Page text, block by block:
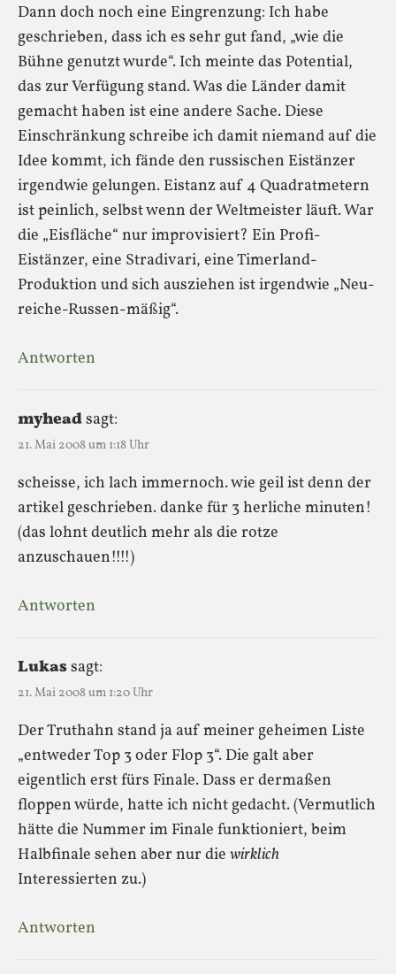
Dann doch noch eine Eingrenzung: Ich habe
geschrieben, dass ich es sehr gut fand, „wie die
Bühne genutzt wurde“. Ich meinte das Potential,
das zur Verfügung stand. Was die Länder damit
gemacht haben ist eine andere Sache. Diese
Einschränkung schreibe ich damit niemand auf die
Idee kommt, ich fände den russischen Eistänzer
irgendwie gelungen. Eistanz auf 4 Quadratmetern
ist peinlich, selbst wenn der Weltmeister läuft. War
die „Eisfläche“ nur improvisiert? Ein Profi-
Eistänzer, eine Stradivari, eine Timerland-
Produktion und sich ausziehen ist irgendwie „Neu-
reiche-Russen-mäßig“.
Antworten
myheadsagt:
21. Mai 2008 um 1:18 Uhr
scheisse, ich lach immernoch. wie geil ist denn der
artikel geschrieben. danke für 3 herliche minuten!
(das lohnt deutlich mehr als die rotze
anzuschauen!!!!)
Antworten
Lukassagt:
21. Mai 2008 um 1:20 Uhr
Der Truthahn stand ja auf meiner geheimen Liste
„entweder Top 3 oder Flop 3“. Die galt aber
eigentlich erst fürs Finale. Dass er dermaßen
floppen würde, hatte ich nicht gedacht. (Vermutlich
hätte die Nummer im Finale funktioniert, beim
Halbfinale sehen aber nur die wirklich
Interessierten zu.)
Antworten